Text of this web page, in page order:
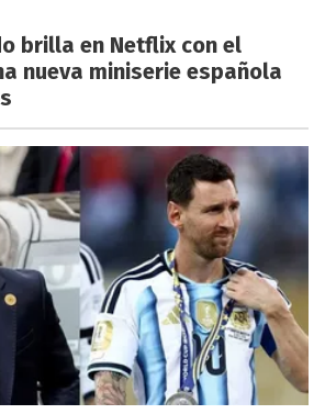
brilla en Netflix con el
nueva miniserie española